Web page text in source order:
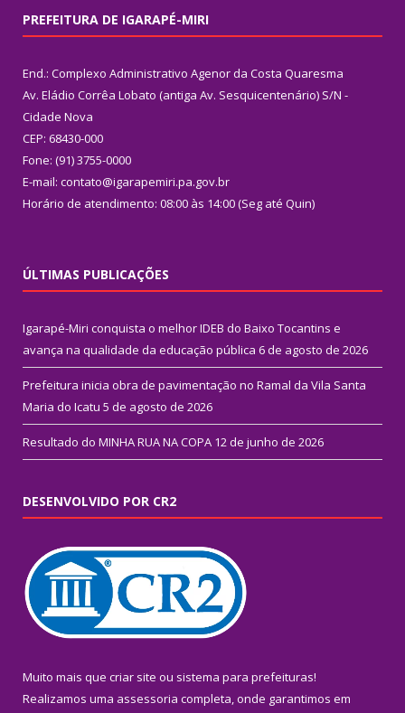
PREFEITURA DE IGARAPÉ-MIRI
End.: Complexo Administrativo Agenor da Costa Quaresma
Av. Eládio Corrêa Lobato (antiga Av. Sesquicentenário) S/N -
Cidade Nova
CEP: 68430-000
Fone: (91) 3755-0000
E-mail: contato@igarapemiri.pa.gov.br
Horário de atendimento: 08:00 às 14:00 (Seg até Quin)
ÚLTIMAS PUBLICAÇÕES
Igarapé-Miri conquista o melhor IDEB do Baixo Tocantins e
avança na qualidade da educação pública 6 de agosto de 2026
Prefeitura inicia obra de pavimentação no Ramal da Vila Santa
Maria do Icatu 5 de agosto de 2026
Resultado do MINHA RUA NA COPA 12 de junho de 2026
DESENVOLVIDO POR CR2
Muito mais que criar site ou sistema para prefeituras!
Realizamos uma assessoria completa, onde garantimos em